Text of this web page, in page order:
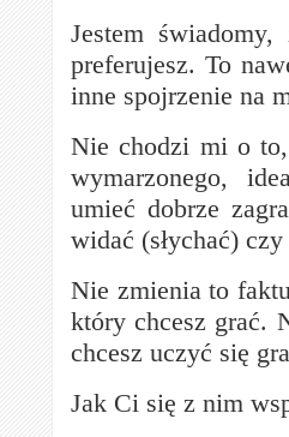
Jestem
preferujesz. To
inne spojrzenie na
Nie chodzi mi o
wymarzonego,
umieć dobrze
widać (słychać)
Nie zmienia to
który chcesz grać.
chcesz uczyć się
Jak Ci się z nim